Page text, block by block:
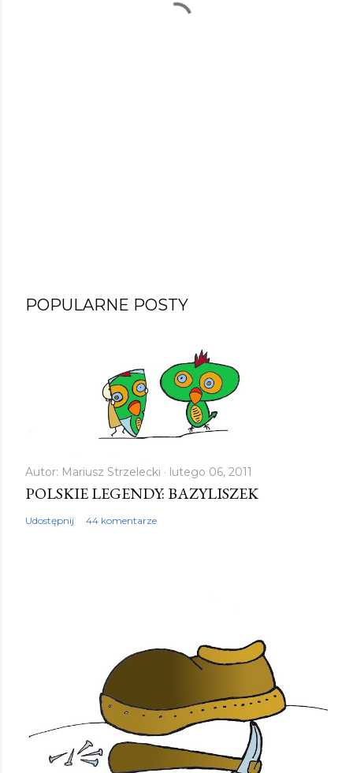
POPULARNE POSTY
Autor: Mariusz Strzelecki lutego 06, 2011
POLSKIE LEGENDY: BAZYLISZEK
Udostępnij 44 komentarze